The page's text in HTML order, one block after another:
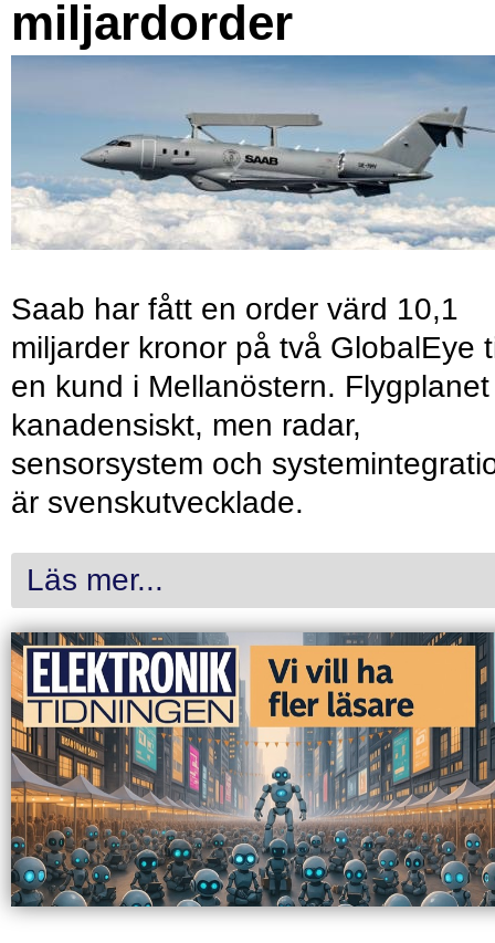
miljardorder
Saab har fått en order värd 10,1
miljarder kronor på två GlobalEye
en kund i Mellanöstern.
kanadensiskt, men radar,
sensorsystem och
är svenskutvecklade.
Läs mer...